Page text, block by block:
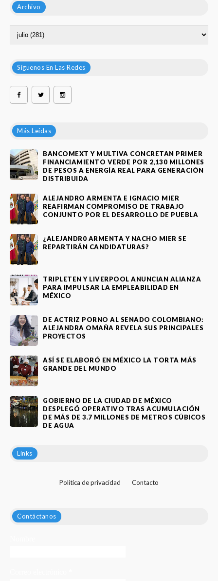
Archivo
Síguenos En Las Redes
Más Leídas
BANCOMEXT Y MULTIVA CONCRETAN PRIMER
FINANCIAMIENTO VERDE POR 2,130 MILLONES
DE PESOS A ENERGÍA REAL PARA GENERACIÓN
DISTRIBUIDA
ALEJANDRO ARMENTA E IGNACIO MIER
REAFIRMAN COMPROMISO DE TRABAJO
CONJUNTO POR EL DESARROLLO DE PUEBLA
¿ALEJANDR0 ARMENTA Y NACHO MIER SE
REPARTIRÁN CANDIDATURAS?
TRIPLETEN Y LIVERPOOL ANUNCIAN ALIANZA
PARA IMPULSAR LA EMPLEABILIDAD EN
MÉXICO
DE ACTRIZ PORNO AL SENADO COLOMBIANO:
ALEJANDRA OMAÑA REVELA SUS PRINCIPALES
PROYECTOS
ASÍ SE ELABORÓ EN MÉXICO LA TORTA MÁS
GRANDE DEL MUNDO
GOBIERNO DE LA CIUDAD DE MÉXICO
DESPLEGÓ OPERATIVO TRAS ACUMULACIÓN
DE MÁS DE 3.7 MILLONES DE METROS CÚBICOS
DE AGUA
Links
Política de privacidad Contacto
Contáctanos